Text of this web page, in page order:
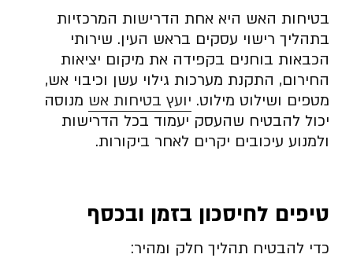
בטיחות האש היא אחת הדרישות המרכזיות
בתהליך רישוי עסקים בראש העין. שירותי
הכבאות בוחנים בקפידה את מיקום יציאות
החירום, התקנת מערכות גילוי עשן וכיבוי אש,
מטפים ושילוט מילוט. יועץ בטיחות אש מנוסה
יכול להבטיח שהעסק יעמוד בכל הדרישות
ולמנוע עיכובים יקרים לאחר ביקורות.
טיפים לחיסכון בזמן ובכסף
כדי להבטיח תהליך חלק ומהיר: